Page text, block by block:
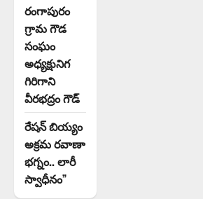
రంగాపురం
గ్రామ గౌడ
సంఘం
అధ్యక్షునిగ
గిరిగాని
వీరభద్రం గౌడ్
రేషన్ బియ్యం
అక్రమ రవాణా
భగ్నం.. లారీ
స్వాధీనం”